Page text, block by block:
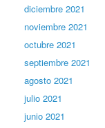
diciembre 2021
noviembre 2021
octubre 2021
septiembre 2021
agosto 2021
julio 2021
junio 2021